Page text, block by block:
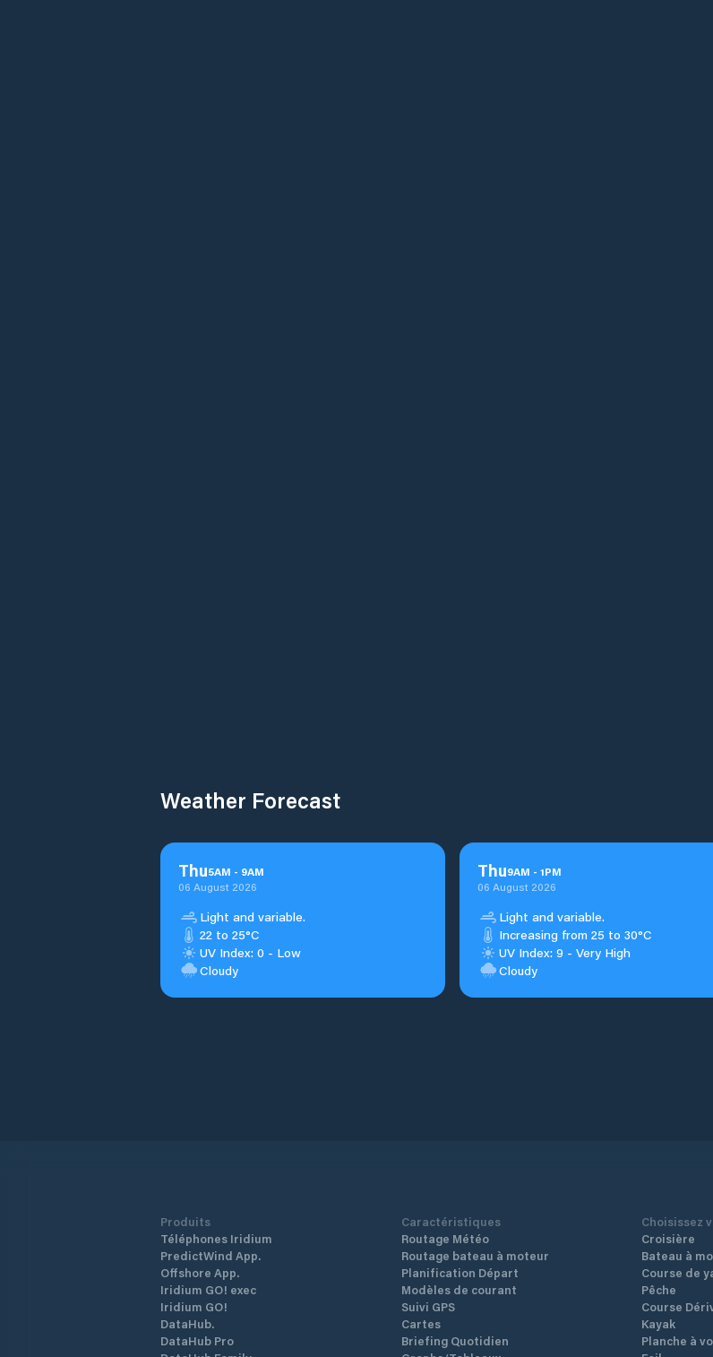
Weather Forecast
Thu5AM - 9AM
06 August 2026
Light and variable.
22 to 25°C
UV Index: 0 - Low
Cloudy
Thu9AM - 1PM
06 August 2026
Light and variable.
Increasing from 25 to 30°C
UV Index: 9 - Very High
Cloudy
Produits
Téléphones Iridium
PredictWind App.
Offshore App.
Iridium GO! exec
Iridium GO!
DataHub.
DataHub Pro
Caractéristiques
Routage Météo
Routage bateau à moteur
Planification Départ
Modèles de courant
Suivi GPS
Cartes
Briefing Quotidien
Choisissez
Croisière
Bateau à
Course de
Pêche
Course
Kayak
Planche à